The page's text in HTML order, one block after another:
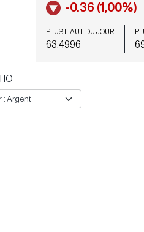
-0.36 (1,00%)
PLUS HAUT DU JOUR
63.4996